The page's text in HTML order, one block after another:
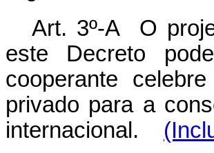
Art. 3º-A O
este Decreto
cooperante
privado para a
internacional.